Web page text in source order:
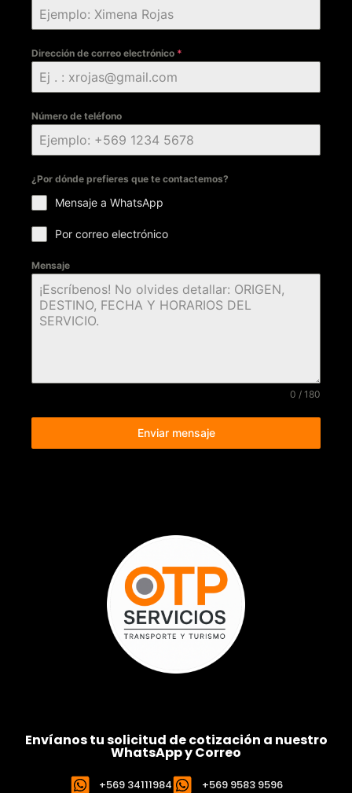
Dirección de correo electrónico *
Número de teléfono
¿Por dónde prefieres que te contactemos?
Mensaje a WhatsApp
Por correo electrónico
Mensaje
0 / 180
Enviar mensaje
Envíanos tu solicitud de cotización a nuestro
WhatsApp y Correo
+569 34111984 +569 9583 9596